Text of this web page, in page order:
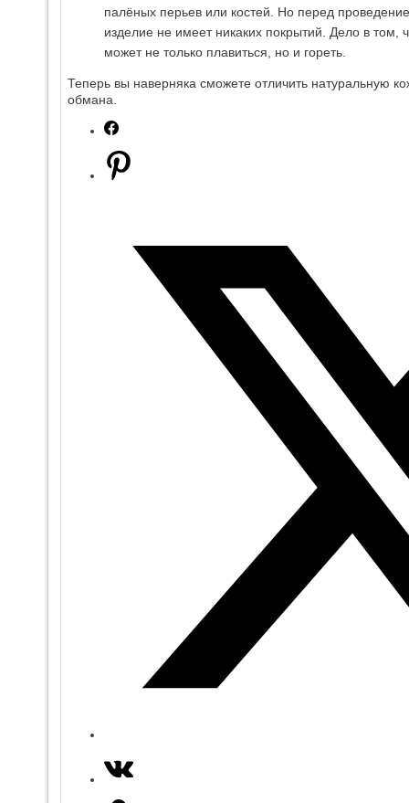
палёных перьев или костей. Но перед
изделие не имеет никаких покрытий. Дело в том,
может не только плавиться, но и гореть.
Теперь вы наверняка сможете отличить натуральную
обмана.